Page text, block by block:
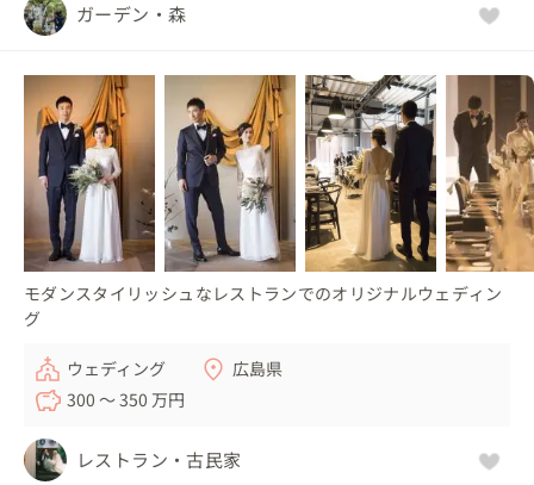
ガーデン・森
モダンスタイリッシュなレストランでのオリジナルウェディン
グ
ウェディング
広島県
300 〜 350 万円
レストラン・古民家